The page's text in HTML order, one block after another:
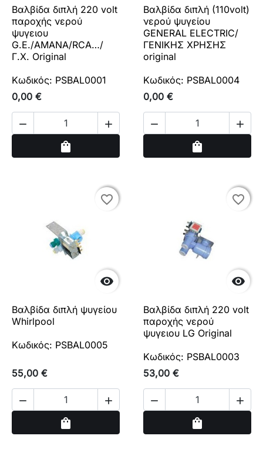
Βαλβίδα διπλή 220 volt
παροχής νερού
ψυγειου
G.E./AMANA/RCA…/
Γ.Χ. Original
Κωδικός: PSBAL0001
0,00 €
 
shopping_bag
Βαλβίδα διπλή (110volt)
νερού ψυγείου
GENERAL ELECTRIC/
ΓΕΝΙΚΗΣ ΧΡΗΣΗΣ
original
Κωδικός: PSBAL0004
0,00 €
 
shopping_bag

favorite_border
favorite_border
Βαλβίδα διπλή ψυγείου
Whirlpool
Κωδικός: PSBAL0005
55,00 €
 
shopping_bag

favorite_border
favorite_border
Βαλβίδα διπλή 220 volt
παροχής νερού
ψυγειου LG Original
Κωδικός: PSBAL0003
53,00 €
 
shopping_bag